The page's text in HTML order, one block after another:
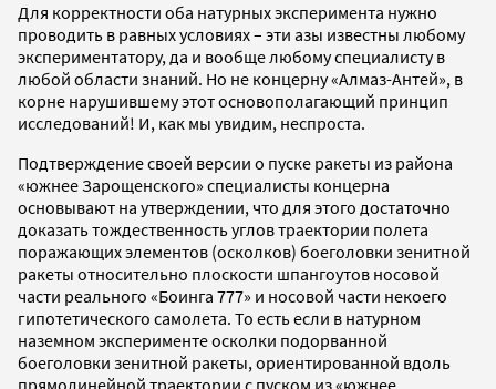
Для корректности оба натурных эксперимента нужно
проводить в равных условиях – эти азы известны любому
экспериментатору, да и вообще любому специалисту в
любой области знаний. Но не концерну «Алмаз-Антей», в
корне нарушившему этот основополагающий принцип
исследований! И, как мы увидим, неспроста.
Подтверждение своей версии о пуске ракеты из района
«южнее Зарощенского» специалисты концерна
основывают на утверждении, что для этого достаточно
доказать тождественность углов траектории полета
поражающих элементов (осколков) боеголовки зенитной
ракеты относительно плоскости шпангоутов носовой
части реального «Боинга 777» и носовой части некоего
гипотетического самолета. То есть если в натурном
наземном эксперименте осколки подорванной
боеголовки зенитной ракеты, ориентированной вдоль